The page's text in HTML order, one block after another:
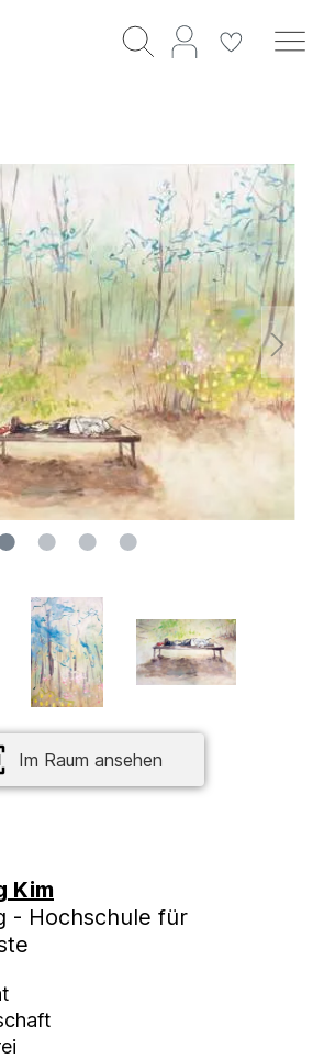
Im Raum ansehen
Kim
- Hochschule für